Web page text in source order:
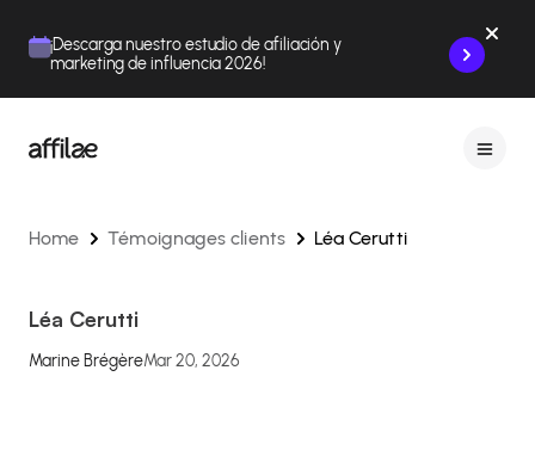
¡Descarga nuestro estudio de afiliación y
marketing de influencia 2026!
Home Témoignages clients Léa Cerutti
Léa Cerutti
Marine BrégèreMar 20, 2026